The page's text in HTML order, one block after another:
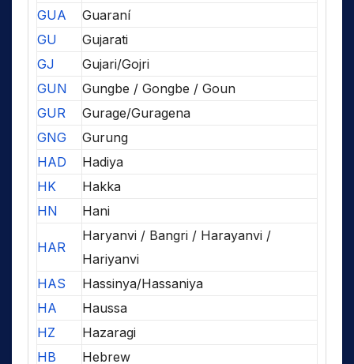
GUA
Guaraní
GU
Gujarati
GJ
Gujari/Gojri
GUN
Gungbe / Gongbe / Goun
GUR
Gurage/Guragena
GNG
Gurung
HAD
Hadiya
HK
Hakka
HN
Hani
HAR
Haryanvi / Bangri / Harayanvi /
Hariyanvi
HAS
Hassinya/Hassaniya
HA
Haussa
HZ
Hazaragi
HB
Hebrew